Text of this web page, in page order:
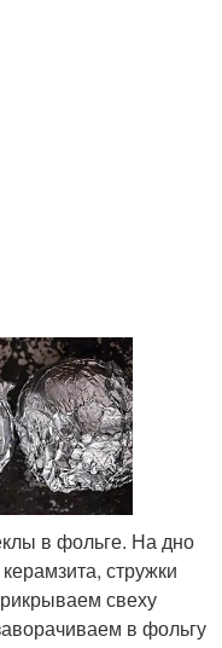
в фольге. На дно
стружки
свеху
в фольгу